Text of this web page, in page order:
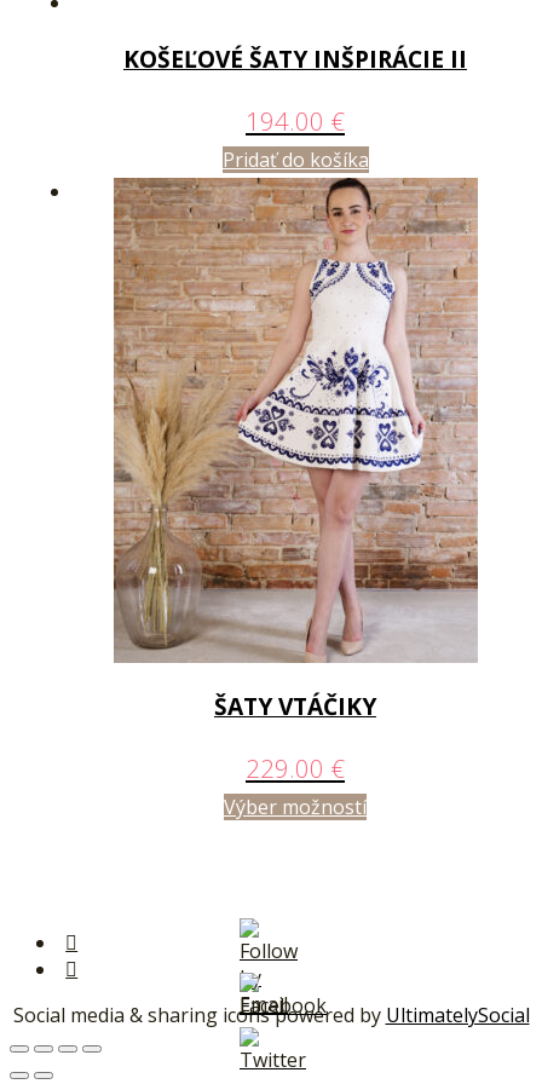
KOŠEĽOVÉ ŠATY INŠPIRÁCIE II
194.00 €
Pridať do košíka
ŠATY VTÁČIKY
229.00 €
Výber možností
Social media & sharing icons powered by UltimatelySocial